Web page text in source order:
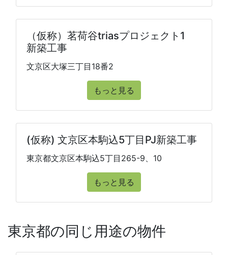
（仮称）茗荷谷triasプロジェクト1
新築工事
文京区大塚三丁目18番2
もっと見る
(仮称) 文京区本駒込5丁目PJ新築工事
東京都文京区本駒込5丁目265-9、10
もっと見る
東京都の同じ用途の物件